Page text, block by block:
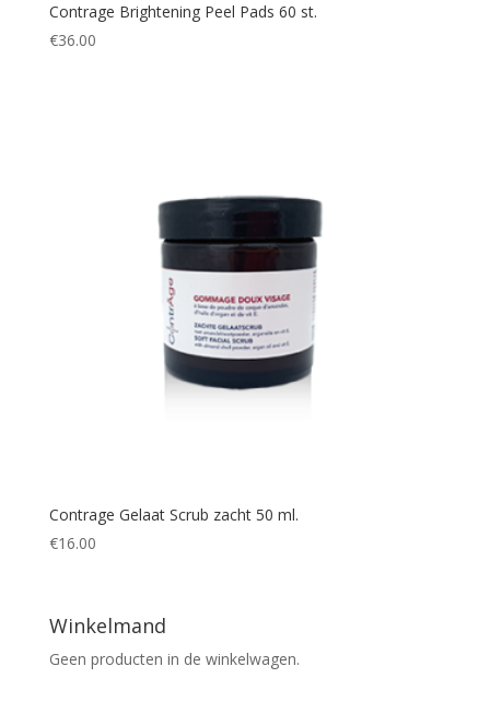
Contrage Brightening Peel Pads 60 st.
€36.00
Contrage Gelaat Scrub zacht 50 ml.
€16.00
Winkelmand
Geen producten in de winkelwagen.